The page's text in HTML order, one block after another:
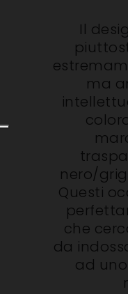
Il
ma
nero/
Questi
che
da
ad